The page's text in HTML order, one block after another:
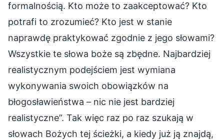
formalnością. Kto może to zaakceptować? Kto
potrafi to zrozumieć? Kto jest w stanie
naprawdę praktykować zgodnie z jego słowami?
Wszystkie te słowa boże są zbędne. Najbardziej
realistycznym podejściem jest wymiana
wykonywania swoich obowiązków na
błogosławieństwa – nic nie jest bardziej
realistyczne”. Tak więc raz po raz szukają w
słowach Bożych tej ścieżki, a kiedy już ją znajdą,